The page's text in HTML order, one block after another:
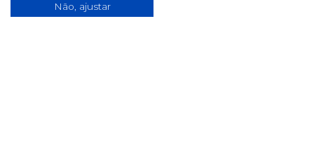
Não, ajustar